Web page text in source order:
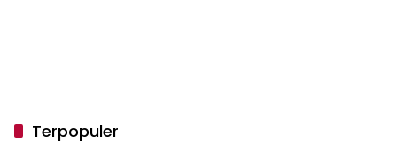
Terpopuler